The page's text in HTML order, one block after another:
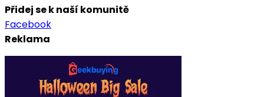
Přidej se k naší komunitě
Facebook
Reklama